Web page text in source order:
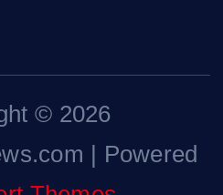
© 2026
| Powered